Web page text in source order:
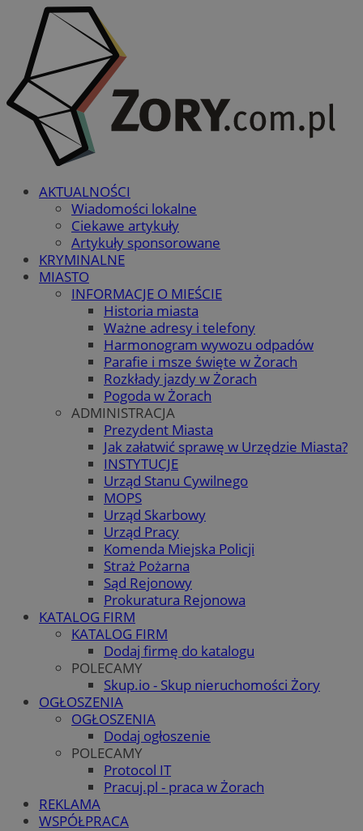
AKTUALNOŚCI
Wiadomości lokalne
Ciekawe artykuły
Artykuły sponsorowane
KRYMINALNE
MIASTO
INFORMACJE O MIEŚCIE
Historia miasta
Ważne adresy i telefony
Harmonogram wywozu odpadów
Parafie i msze święte w Żorach
Rozkłady jazdy w Żorach
Pogoda w Żorach
ADMINISTRACJA
Prezydent Miasta
Jak załatwić sprawę w Urzędzie Miasta?
INSTYTUCJE
Urząd Stanu Cywilnego
MOPS
Urząd Skarbowy
Urząd Pracy
Komenda Miejska Policji
Straż Pożarna
Sąd Rejonowy
Prokuratura Rejonowa
KATALOG FIRM
KATALOG FIRM
Dodaj firmę do katalogu
POLECAMY
Skup.io - Skup nieruchomości Żory
OGŁOSZENIA
OGŁOSZENIA
Dodaj ogłoszenie
POLECAMY
Protocol IT
Pracuj.pl - praca w Żorach
REKLAMA
WSPÓŁPRACA